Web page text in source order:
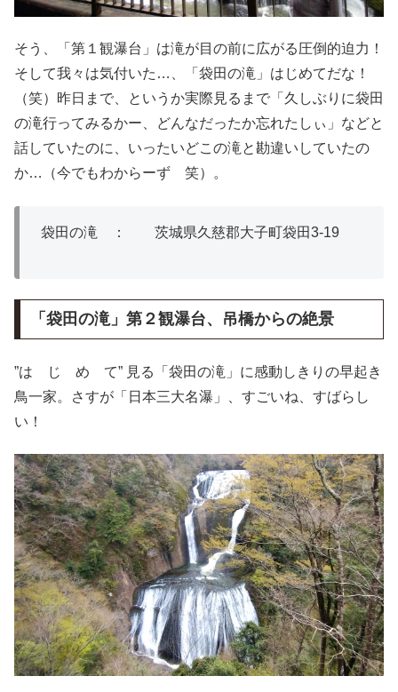
そう、「第１観瀑台」は滝が目の前に広がる圧倒的迫力！
そして我々は気付いた…、「袋田の滝」はじめてだな！
（笑）昨日まで、というか実際見るまで「久しぶりに袋田
の滝行ってみるかー、どんなだったか忘れたしぃ」などと
話していたのに、いったいどこの滝と勘違いしていたの
か…（今でもわからーず 笑）。
袋田の滝 ： 茨城県久慈郡大子町袋田3-19
「袋田の滝」第２観瀑台、吊橋からの絶景
”は じ め て” 見る「袋田の滝」に感動しきりの早起き
鳥一家。さすが「日本三大名瀑」、すごいね、すばらし
い！